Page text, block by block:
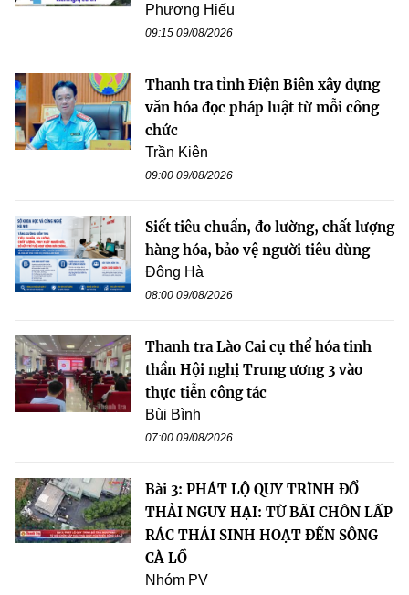
Phương Hiếu
09:15 09/08/2026
Thanh tra tỉnh Điện Biên xây dựng
văn hóa đọc pháp luật từ mỗi công
chức
Trần Kiên
09:00 09/08/2026
Siết tiêu chuẩn, đo lường, chất lượng
hàng hóa, bảo vệ người tiêu dùng
Đông Hà
08:00 09/08/2026
Thanh tra Lào Cai cụ thể hóa tinh
thần Hội nghị Trung ương 3 vào
thực tiễn công tác
Bùi Bình
07:00 09/08/2026
Bài 3: PHÁT LỘ QUY TRÌNH ĐỔ
THẢI NGUY HẠI: TỪ BÃI CHÔN LẤP
RÁC THẢI SINH HOẠT ĐẾN SÔNG
CÀ LỒ
Nhóm PV